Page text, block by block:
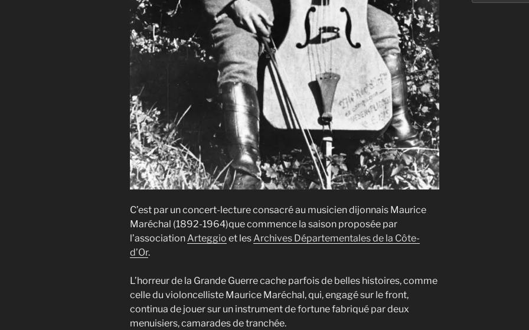
C’est par un concert-lecture consacré au musicien dijonnais Maurice
Maréchal (1892-1964)que commence la saison proposée par
l’associationArteggio et lesArchives Départementales de la Côte-
d’Or.
L’horreur de la Grande Guerre cache parfois de belles histoires, comme
celle du violoncelliste Maurice Maréchal, qui, engagé sur le front,
continua de jouer sur un instrument de fortune fabriqué par deux
menuisiers, camarades de tranchée.
: